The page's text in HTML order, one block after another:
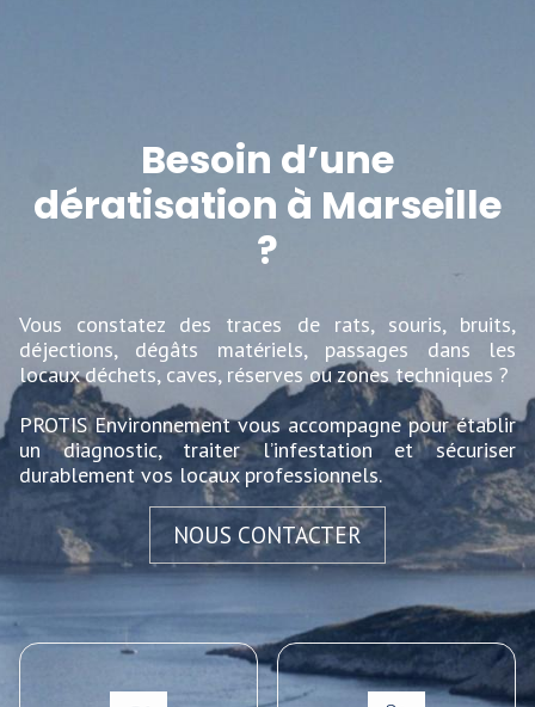
Besoin d’une
dératisation à Marseille
?
Vous constatez des traces de rats, souris, bruits,
déjections, dégâts matériels, passages dans les
locaux déchets, caves, réserves ou zones techniques ?
PROTIS Environnement vous accompagne pour établir
un diagnostic, traiter l’infestation et sécuriser
durablement vos locaux professionnels.
NOUS CONTACTER